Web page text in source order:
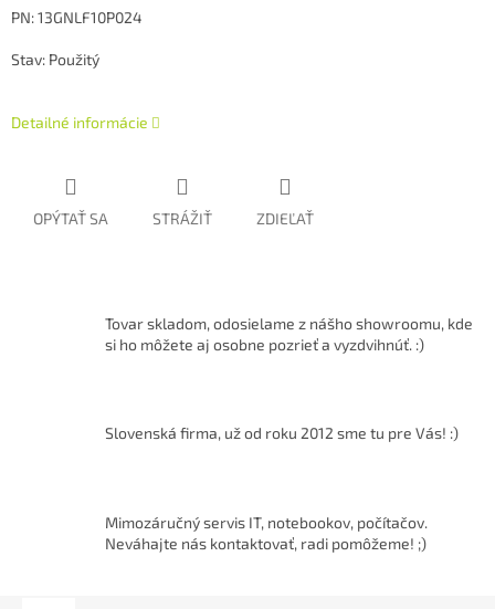
PN: 13GNLF10P024
Stav: Použitý
Detailné informácie
OPÝTAŤ SA STRÁŽIŤ ZDIEĽAŤ
Tovar skladom, odosielame z nášho showroomu, kde
si ho môžete aj osobne pozrieť a vyzdvihnúť. :)
Slovenská firma, už od roku 2012 sme tu pre Vás! :)
Mimozáručný servis IT, notebookov, počítačov.
Neváhajte nás kontaktovať, radi pomôžeme! ;)